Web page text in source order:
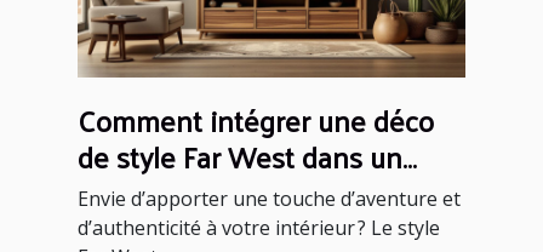
Comment intégrer une déco
de style Far West dans un
intérieur moderne ?
Envie d’apporter une touche d’aventure et
d’authenticité à votre intérieur ? Le style